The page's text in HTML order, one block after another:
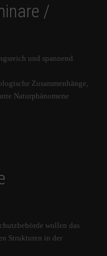
/
und spannend.
Zusammenhänge,
Naturphänomene
wollen das
Strukturen in der